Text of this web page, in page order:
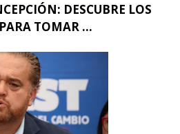
DESCUBRE LOS
TOMAR ...